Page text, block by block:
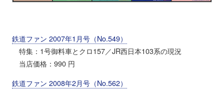
鉄道ファン 2007年1月号（No.549）
特集：1号御料車とクロ157／JR西日本103系の現況
当店価格：990 円
鉄道ファン 2008年2月号（No.562）